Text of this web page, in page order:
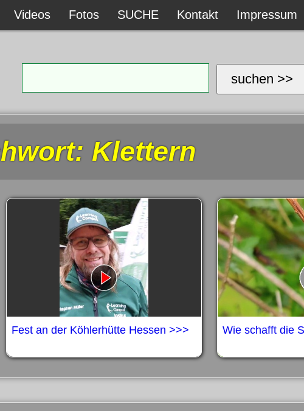
Videos Fotos SUCHE Kontakt Impressum
suchen >>
Klettern
Fest an der Köhlerhütte Hessen >>> Wie schafft die
Videos Fotos SUCHE Kontakt Impressum